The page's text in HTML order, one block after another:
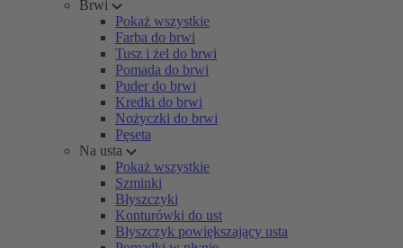
Brwi
Pokaż wszystkie
Farba do brwi
Tusz i żel do brwi
Pomada do brwi
Puder do brwi
Kredki do brwi
Nożyczki do brwi
Pęseta
Na usta
Pokaż wszystkie
Szminki
Błyszczyki
Konturówki do ust
Błyszczyk powiększający usta